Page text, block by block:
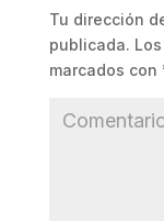
Tu dirección
publicada.
marcados con